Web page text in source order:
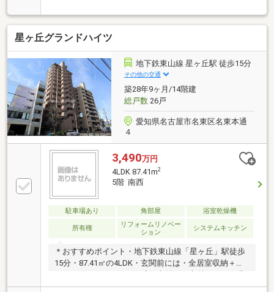
元暖房機つき◇４LDK対応可能（オプション）◇敷地
内平面駐車場1台契約中埋め込みエアコン／給湯器エ
コジョーズ
星ヶ丘グランドハイツ
地下鉄東山線 星ヶ丘駅 徒歩15分
その他の交通
築28年9ヶ月/14階建
総戸数26戸
愛知県名古屋市名東区名東本通
４
3,490万円
4LDK 87.41m2
5階 南西
駐車場あり 角部屋 浴室乾燥機
所有権
リフォームリノベー
ション
システムキッチン
＊おすすめポイント・地下鉄東山線「星ヶ丘」駅徒歩
15分・87.41㎡の4LDK・玄関前には・全居室収納＋ウ
富・目の前の建物とは距離があるため、視線は気にな